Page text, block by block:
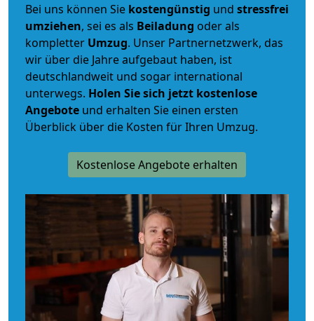
Bei uns können Sie kostengünstig und stressfrei
umziehen, sei es als Beiladung oder als
kompletter Umzug. Unser Partnernetzwerk, das
wir über die Jahre aufgebaut haben, ist
deutschlandweit und sogar international
unterwegs. Holen Sie sich jetzt kostenlose
Angebote und erhalten Sie einen ersten
Überblick über die Kosten für Ihren Umzug.
Kostenlose Angebote erhalten